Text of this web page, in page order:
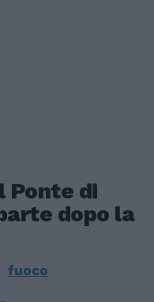
Ponte di
dopo la
fuoco